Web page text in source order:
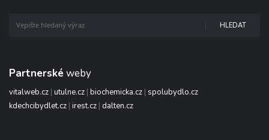
HLEDAT
Partnerské weby
vitalweb.cz | utulne.cz | biochemicka.cz | spolubydlo.cz
kdechcibydlet.cz | irest.cz | dalten.cz